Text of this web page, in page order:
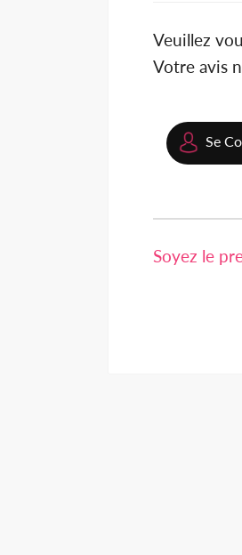
Veuillez
Votre avis
Se
Soyez le